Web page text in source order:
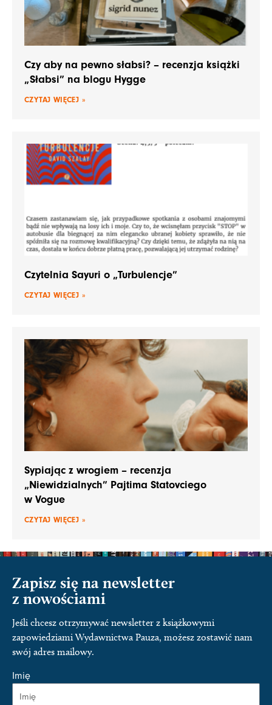
Czy aby na pewno słabsi? – recenzja książki
„Słabsi” na blogu Hygge
CZYTAJ WIĘCEJ »
Czytelnia Sayuri o „Turbulencje”
CZYTAJ WIĘCEJ »
Sypiając z wrogiem – recenzja
„Niewidzialnych” Pajtima Statovciego
w Vogue
CZYTAJ WIĘCEJ »
Zapisz się na newsletter
z nowościami
Jeśli chcesz otrzymywać newsletter z książkowymi
zapowiedziami Wydawnictwa Pauza, możesz zostawić nam
swój adres mailowy.
Imię